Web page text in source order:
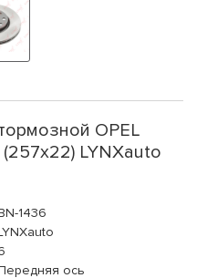
OPEL
LYNXauto
1436
ось